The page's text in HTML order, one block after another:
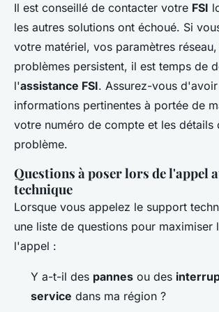
Il est conseillé de contacter votre FSI
les autres solutions ont échoué. Si
votre matériel, vos paramètres
problèmes persistent, il est temps de
l'assistance FSI. Assurez-vous
informations pertinentes à portée de
votre numéro de compte et les détails
problème.
Questions à poser lors de l'appel
technique
Lorsque vous appelez le support
une liste de questions pour
l'appel :
Y a-t-il des pannes ou des
service dans ma région ?